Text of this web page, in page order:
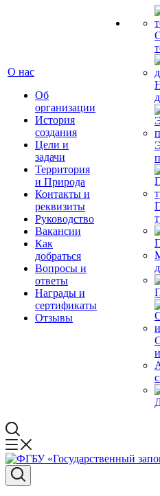
О нас
Об
организации
История
создания
Цели и
задачи
Территория
и Природа
Контакты и
реквизиты
Руководство
Вакансии
Как
добраться
Вопросы и
ответы
Награды и
сертификаты
Отзывы